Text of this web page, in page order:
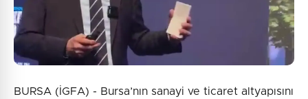
BURSA (İGFA) - Bursa’nın sanayi ve ticaret altyapısını